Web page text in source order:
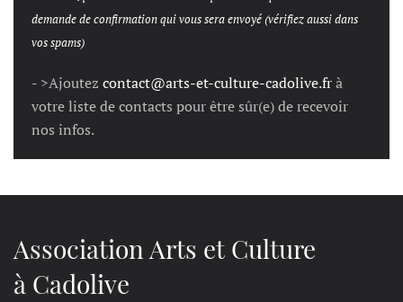
demande de confirmation qui vous sera envoyé (vérifiez aussi dans
vos spams)
- >Ajoutez contact@arts-et-culture-cadolive.frà
votre liste de contacts pour être sûr(e) de recevoir
nos infos.
Association Arts et Culture
à Cadolive